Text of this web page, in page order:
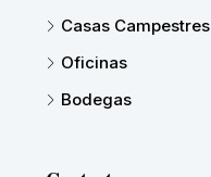
Casas Campestres
Oficinas
Bodegas